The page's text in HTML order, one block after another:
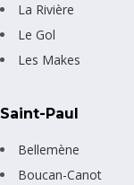
La Rivière
Le Gol
Les Makes
Saint-Paul
Bellemène
Boucan-Canot